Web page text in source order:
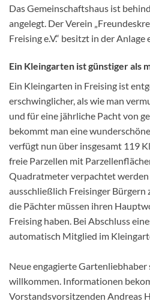
Das Gemeinschaftshaus ist
angelegt. Der Verein
Freising e.V.“ besitzt in der
Ein Kleingarten ist günstiger als
Ein Kleingarten in Freising ist
erschwinglicher, als wie man
und für eine jährliche Pacht von
bekommt man eine
verfügt nun über insgesamt 119
freie Parzellen mit
Quadratmeter verpachtet
ausschließlich Freisinger Bürgern
die Pächter müssen ihren
Freising haben. Bei Abschluss
automatisch Mitglied im
Neue engagierte Gartenliebhaber
willkommen. Informationen
Vorstandsvorsitzenden Andreas